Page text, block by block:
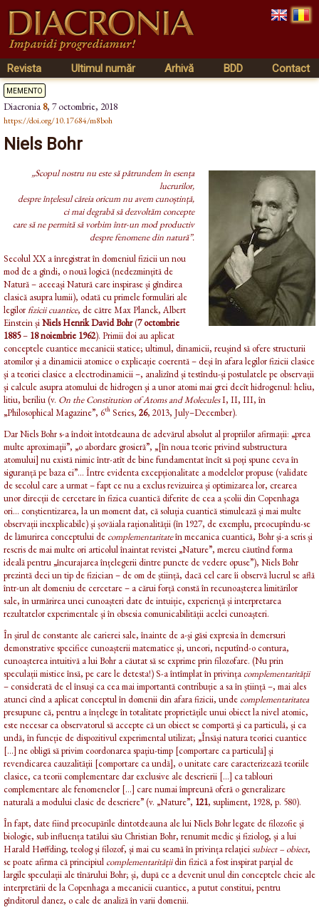
Revista Ultimul număr Arhivă BDD Contact
memento
Diacronia8, 7 octombrie, 2018
https://doi.org/10.17684/m8boh
Niels Bohr
„Scopul nostru nu este să pătrundem în esența
lucrurilor,
despre înțelesul căreia oricum nu avem cunoștință,
ci mai degrabă să dezvoltăm concepte
care să ne permită să vorbim într-un mod productiv
despre fenomene din natură”.
Secolul XX a înregistrat în domeniul fizicii un nou
mod de a gîndi, o nouă logică (nedezmințită de
Natură – aceeași Natură care inspirase și gîndirea
clasică asupra lumii), odată cu primele formulări ale
legilorfizicii cuantice, de către Max Planck, Albert
Einstein șiNiels Henrik David Bohr(7 octombrie
1885– 18 noiembrie 1962). Primii doi au aplicat
conceptele cuantice mecanicii statice; ultimul, dinamicii, reușind să ofere structurii
atomilor și a dinamicii atomice o explicație coerentă – deși în afara legilor fizicii clasice
și a teoriei clasice a electrodinamicii –, analizînd și testîndu-și postulatele pe observații
și calcule asupra atomului de hidrogen și a unor atomi mai grei decît hidrogenul: heliu,
litiu, beriliu (v. On the Constitution of Atoms and MoleculesI, II, III, în
„Philosophical Magazine”, 6th Series, 26, 2013, July–December).
Dar Niels Bohr s-a îndoit întotdeauna de adevărul absolut al propriilor afirmații: „prea
multe aproximații”, „o abordare grosieră”, „[în noua teorie privind substructura
atomului] nu există nimic într-atît de bine fundamentat încît să poți spune ceva în
siguranță pe baza ei”... Între evidenta excepționalitate a modelelor propuse (validate
de secolul care a urmat – fapt ce nu a exclus revizuirea și optimizarea lor, crearea
unor direcții de cercetare în fizica cuantică diferite de cea a școlii din Copenhaga
ori... conștientizarea, la un moment dat, că soluția cuantică stimulează și mai multe
observații inexplicabile) și șovăiala raționalității (în 1927, de exemplu, preocupîndu-se
de lămurirea conceptului de complementaritateîn mecanica cuantică, Bohr și-a scris și
rescris de mai multe ori articolul înaintat revistei „Nature”, mereu căutînd forma
ideală pentru „încurajarea înțelegerii dintre puncte de vedere opuse”), Niels Bohr
prezintă deci un tip de fizician – de om de știință, dacă cel care îi observă lucrul se află
într-un alt domeniu de cercetare – a cărui forță constă în recunoașterea limitărilor
sale, în urmărirea unei cunoașteri date de intuiție, experiență și interpretarea
rezultatelor experimentale și în obsesia comunicabilității acelei cunoașteri.
În șirul de constante ale carierei sale, înainte de a-și găsi expresia în demersuri
demonstrative specifice cunoașterii matematice și, uneori, neputînd-o contura,
cunoașterea intuitivă a lui Bohr a căutat să se exprime prin filozofare. (Nu prin
speculații mistice însă, pe care le detesta!) S-a întîmplat în privința complementarității
– considerată de el însuși ca cea mai importantă contribuție a sa în știință –, mai ales
atunci cînd a aplicat conceptul în domenii din afara fizicii, unde complementaritatea
presupune că, pentru a înțelege în totalitate proprietățile unui obiect la nivel atomic,
este necesar ca observatorul să accepte că un obiect se comportă și ca particulă, și ca
undă, în funcție de dispozitivul experimental utilizat; „Însăși natura teoriei cuantice
[…] ne obligă să privim coordonarea spațiu-timp [comportare ca particulă] și
revendicarea cauzalității [comportare ca undă], o unitate care caracterizează teoriile
clasice, ca teorii complementare dar exclusive ale descrierii [...] ca tablouri
complementare ale fenomenelor [...] care numai împreună oferă o generalizare
naturală a modului clasic de descriere” (v. „Nature”, 121, supliment, 1928, p. 580).
În fapt, date fiind preocupările dintotdeauna ale lui Niels Bohr legate de filozofie și
biologie, sub influența tatălui său Christian Bohr, renumit medic și fiziolog, și a lui
Harald Høffding, teolog și filozof, și mai cu seamă în privința relațieisubiect – obiect,
se poate afirma că principiul complementaritățiidin fizică a fost inspirat parțial de
largile speculații ale tînărului Bohr; și, după ce a devenit unul din conceptele cheie ale
interpretării de la Copenhaga a mecanicii cuantice, a putut constitui, pentru
gînditorul danez, o cale de analiză în varii domenii.